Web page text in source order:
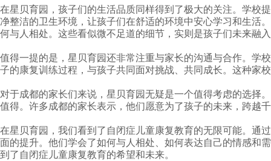
在星贝育园，孩子们的生活品质同样得到了极大的关注。学校
净整洁的卫生环境，让孩子们在舒适的环境中安心学习和生活
何与人相处。这些看似微不足道的细节，实则是孩子们未来融
值得一提的是，星贝育园还非常注重与家长的沟通与合作。学
子的康复训练过程，与孩子共同面对挑战、共同成长。这种家
对于成都的家长们来说，星贝育园无疑是一个值得考虑的选择
值得。许多成都的家长表示，他们愿意为了孩子的未来，跨越
在星贝育园，我们看到了自闭症儿童康复教育的无限可能。通
面的提升。他们学会了如何与人相处、如何表达自己的情感和
到了自闭症儿童康复教育的希望和未来。